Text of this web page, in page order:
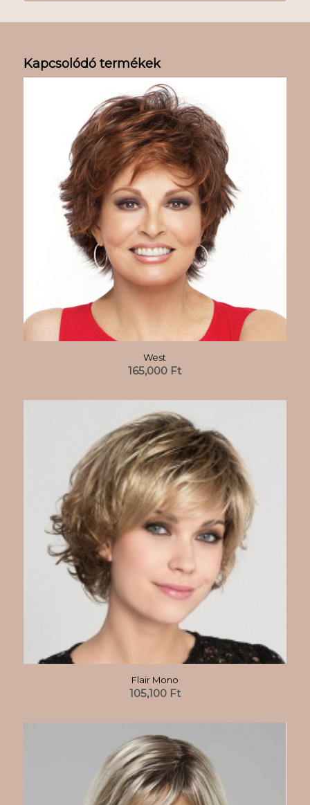
Kapcsolódó termékek
West
165,000 Ft
Flair Mono
105,100 Ft